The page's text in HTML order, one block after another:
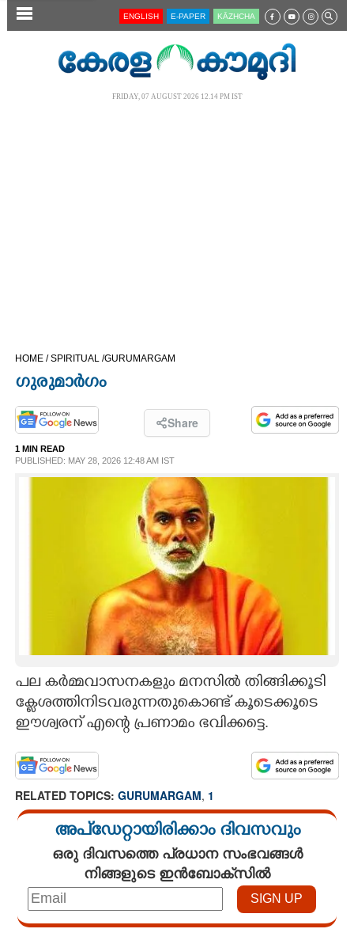
SECTIONS
OPINION
PHOTOS
ASTRO
LITERATURE
CONTACT US
ENGLISH E-PAPER KĀZHCHA
FRIDAY, 07 AUGUST 2026 12.14 PM IST
HOME /SPIRITUAL /GURUMARGAM
ഗുരുമാർഗം
Share
1 MIN READ
PUBLISHED: MAY 28, 2026 12:48 AM IST
പല കർമ്മവാസനകളും മനസിൽ തിങ്ങിക്കൂടി
ക്ളേശത്തിനിടവരുന്നതുകൊണ്ട് കൂടെക്കൂടെ
ഈശ്വരന് എന്റെ പ്രണാമം ഭവിക്കട്ടെ.
RELATED TOPICS: GURUMARGAM, 1
അപ്ഡേറ്റായിരിക്കാം ദിവസവും
ഒരു ദിവസത്തെ പ്രധാന സംഭവങ്ങൾ
നിങ്ങളുടെ ഇൻബോക്സിൽ